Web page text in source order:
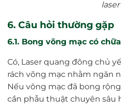
laser
6. Câu hỏi thường gặp
6.1. Bong võng mạc có
Có, Laser quang đông chủ
rách võng mạc nhằm ngăn
Nếu võng mạc đã bong
cần phẫu thuật chuyên sâu